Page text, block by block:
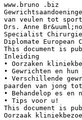
www.bruno .biz
van veulen tot
Drs. Anne Br&uuml;no
Specialist Chirurgie
Diplomate European
This document is
Inleiding
• Oorzaken
• Gewrichten en
• Verschillende
paarden van jong
• Behandelop es en
• Tips voor u!
This document is
Oorzaak